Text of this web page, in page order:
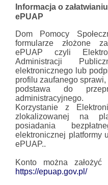
Informacja o
ePUAP
Dom Pomocy
formularze złożone
ePUAP czyli
Administracji
elektronicznego lub
profilu zaufanego
podstawa do
administracyjnego.
Korzystanie z
zlokalizowanej na
posiadania
elektronicznej platformy
ePUAP..
Konto można
https://epuap.gov.pl/